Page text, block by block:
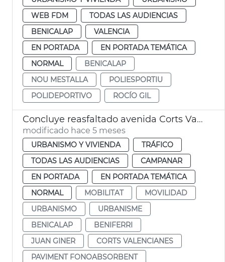
WEB FDM
TODAS LAS AUDIENCIAS
BENICALAP
VALENCIA
EN PORTADA
EN PORTADA TEMÁTICA
NORMAL
BENICALAP
NOU MESTALLA
POLIESPORTIU
POLIDEPORTIVO
ROCÍO GIL
Concluye reasfaltado avenida Corts Valencianes
modificado hace 5 meses
URBANISMO Y VIVIENDA
TRÁFICO
TODAS LAS AUDIENCIAS
CAMPANAR
EN PORTADA
EN PORTADA TEMÁTICA
NORMAL
MOBILITAT
MOVILIDAD
URBANISMO
URBANISME
BENICALAP
BENIFERRI
JUAN GINER
CORTS VALENCIANES
PAVIMENT FONOABSORBENT